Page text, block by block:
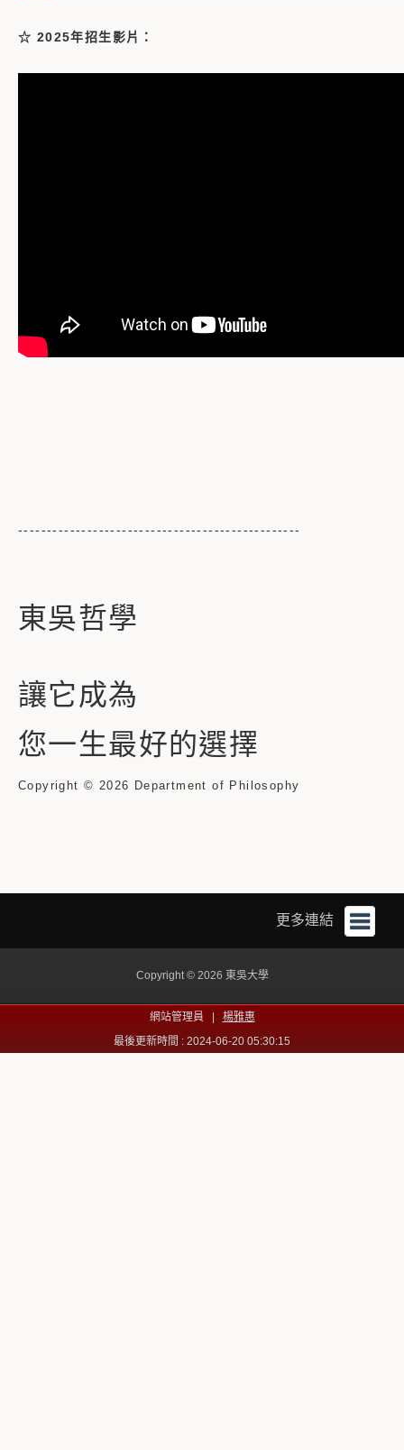
☆ 2025年招生影片：
-------------------------------------------------
東吳哲學
讓它成為
您一生最好的選擇
Copyright © 2026 Department of Philosophy
更多連結
Copyright © 2026 東吳大學
網站管理員 | 楊雅惠
最後更新時間 : 2024-06-20 05:30:15